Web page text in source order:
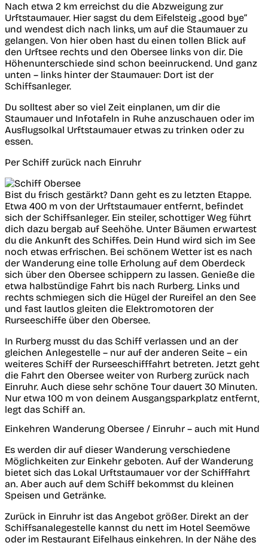
Nach etwa 2 km erreichst du die Abzweigung zur
Urftstaumauer. Hier sagst du dem Eifelsteig „good bye“
und wendest dich nach links, um auf die Staumauer zu
gelangen. Von hier oben hast du einen tollen Blick auf
den Urftsee rechts und den Obersee links von dir. Die
Höhenunterschiede sind schon beeinruckend. Und ganz
unten – links hinter der Staumauer: Dort ist der
Schiffsanleger.
Du solltest aber so viel Zeit einplanen, um dir die
Staumauer und Infotafeln in Ruhe anzuschauen oder im
Ausflugsolkal Urftstaumauer etwas zu trinken oder zu
essen.
Per Schiff zurück nach Einruhr
Bist du frisch gestärkt? Dann geht es zu letzten Etappe.
Etwa 400 m von der Urftstaumauer entfernt, befindet
sich der Schiffsanleger. Ein steiler, schottiger Weg führt
dich dazu bergab auf Seehöhe. Unter Bäumen erwartest
du die Ankunft des Schiffes. Dein Hund wird sich im See
noch etwas erfrischen. Bei schönem Wetter ist es nach
der Wanderung eine tolle Erholung auf dem Oberdeck
sich über den Obersee schippern zu lassen. Genieße die
etwa halbstündige Fahrt bis nach Rurberg. Links und
rechts schmiegen sich die Hügel der Rureifel an den See
und fast lautlos gleiten die Elektromotoren der
Rurseeschiffe über den Obersee.
In Rurberg musst du das Schiff verlassen und an der
gleichen Anlegestelle – nur auf der anderen Seite – ein
weiteres Schiff der Rurseeschifffahrt betreten. Jetzt geht
die Fahrt den Obersee weiter von Rurberg zurück nach
Einruhr. Auch diese sehr schöne Tour dauert 30 Minuten.
Nur etwa 100 m von deinem Ausgangsparkplatz entfernt,
legt das Schiff an.
Einkehren Wanderung Obersee / Einruhr – auch mit Hund
Es werden dir auf dieser Wanderung verschiedene
Möglichkeiten zur Einkehr geboten. Auf der Wanderung
bietet sich das Lokal Urftstaumauer vor der Schifffahrt
an. Aber auch auf dem Schiff bekommst du kleinen
Speisen und Getränke.
Zurück in Einruhr ist das Angebot größer. Direkt an der
Schiffsanalegestelle kannst du nett im Hotel Seemöwe
oder im Restaurant Eifelhaus einkehren. In der Nähe des